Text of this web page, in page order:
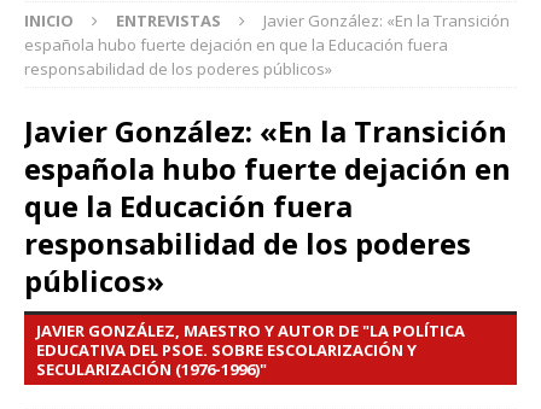
INICIO ENTREVISTAS
Javier González: «En la Transición
española hubo fuerte dejación en que la Educación fuera
responsabilidad de los poderes públicos»
Javier González: «En la Transición
española hubo fuerte dejación en
que la Educación fuera
responsabilidad de los poderes
públicos»
JAVIER GONZÁLEZ, MAESTRO Y AUTOR DE "LA POLÍTICA
EDUCATIVA DEL PSOE. SOBRE ESCOLARIZACIÓN Y
SECULARIZACIÓN (1976-1996)"